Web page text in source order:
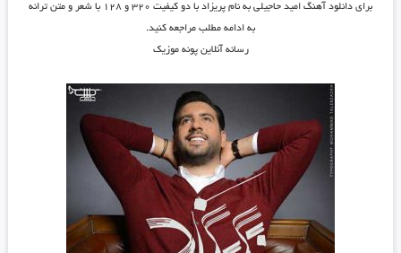
برای دانلود آهنگ امید حاجیلی به نام پریزاد با دو کیفیت ۳۲۰ و ۱۲۸ با شعر و متن ترانه
به ادامه مطلب مراجعه کنید.
رسانه آنلاین پونه موزیک